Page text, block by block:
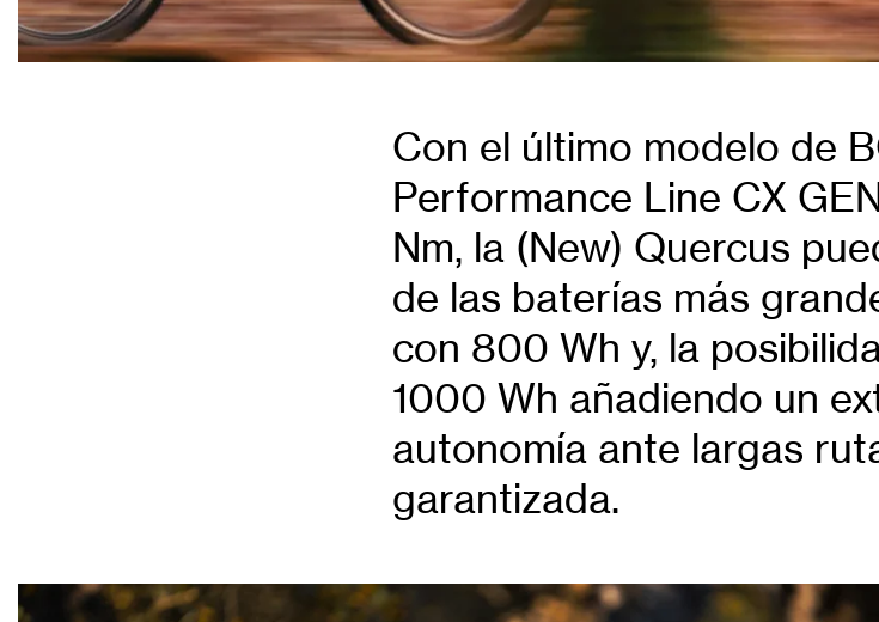
Con el último modelo de
Performance Line CX
Nm, la (New) Quercus
de las baterías más
con 800 Wh y, la
1000 Wh añadiendo un
autonomía ante largas
garantizada.